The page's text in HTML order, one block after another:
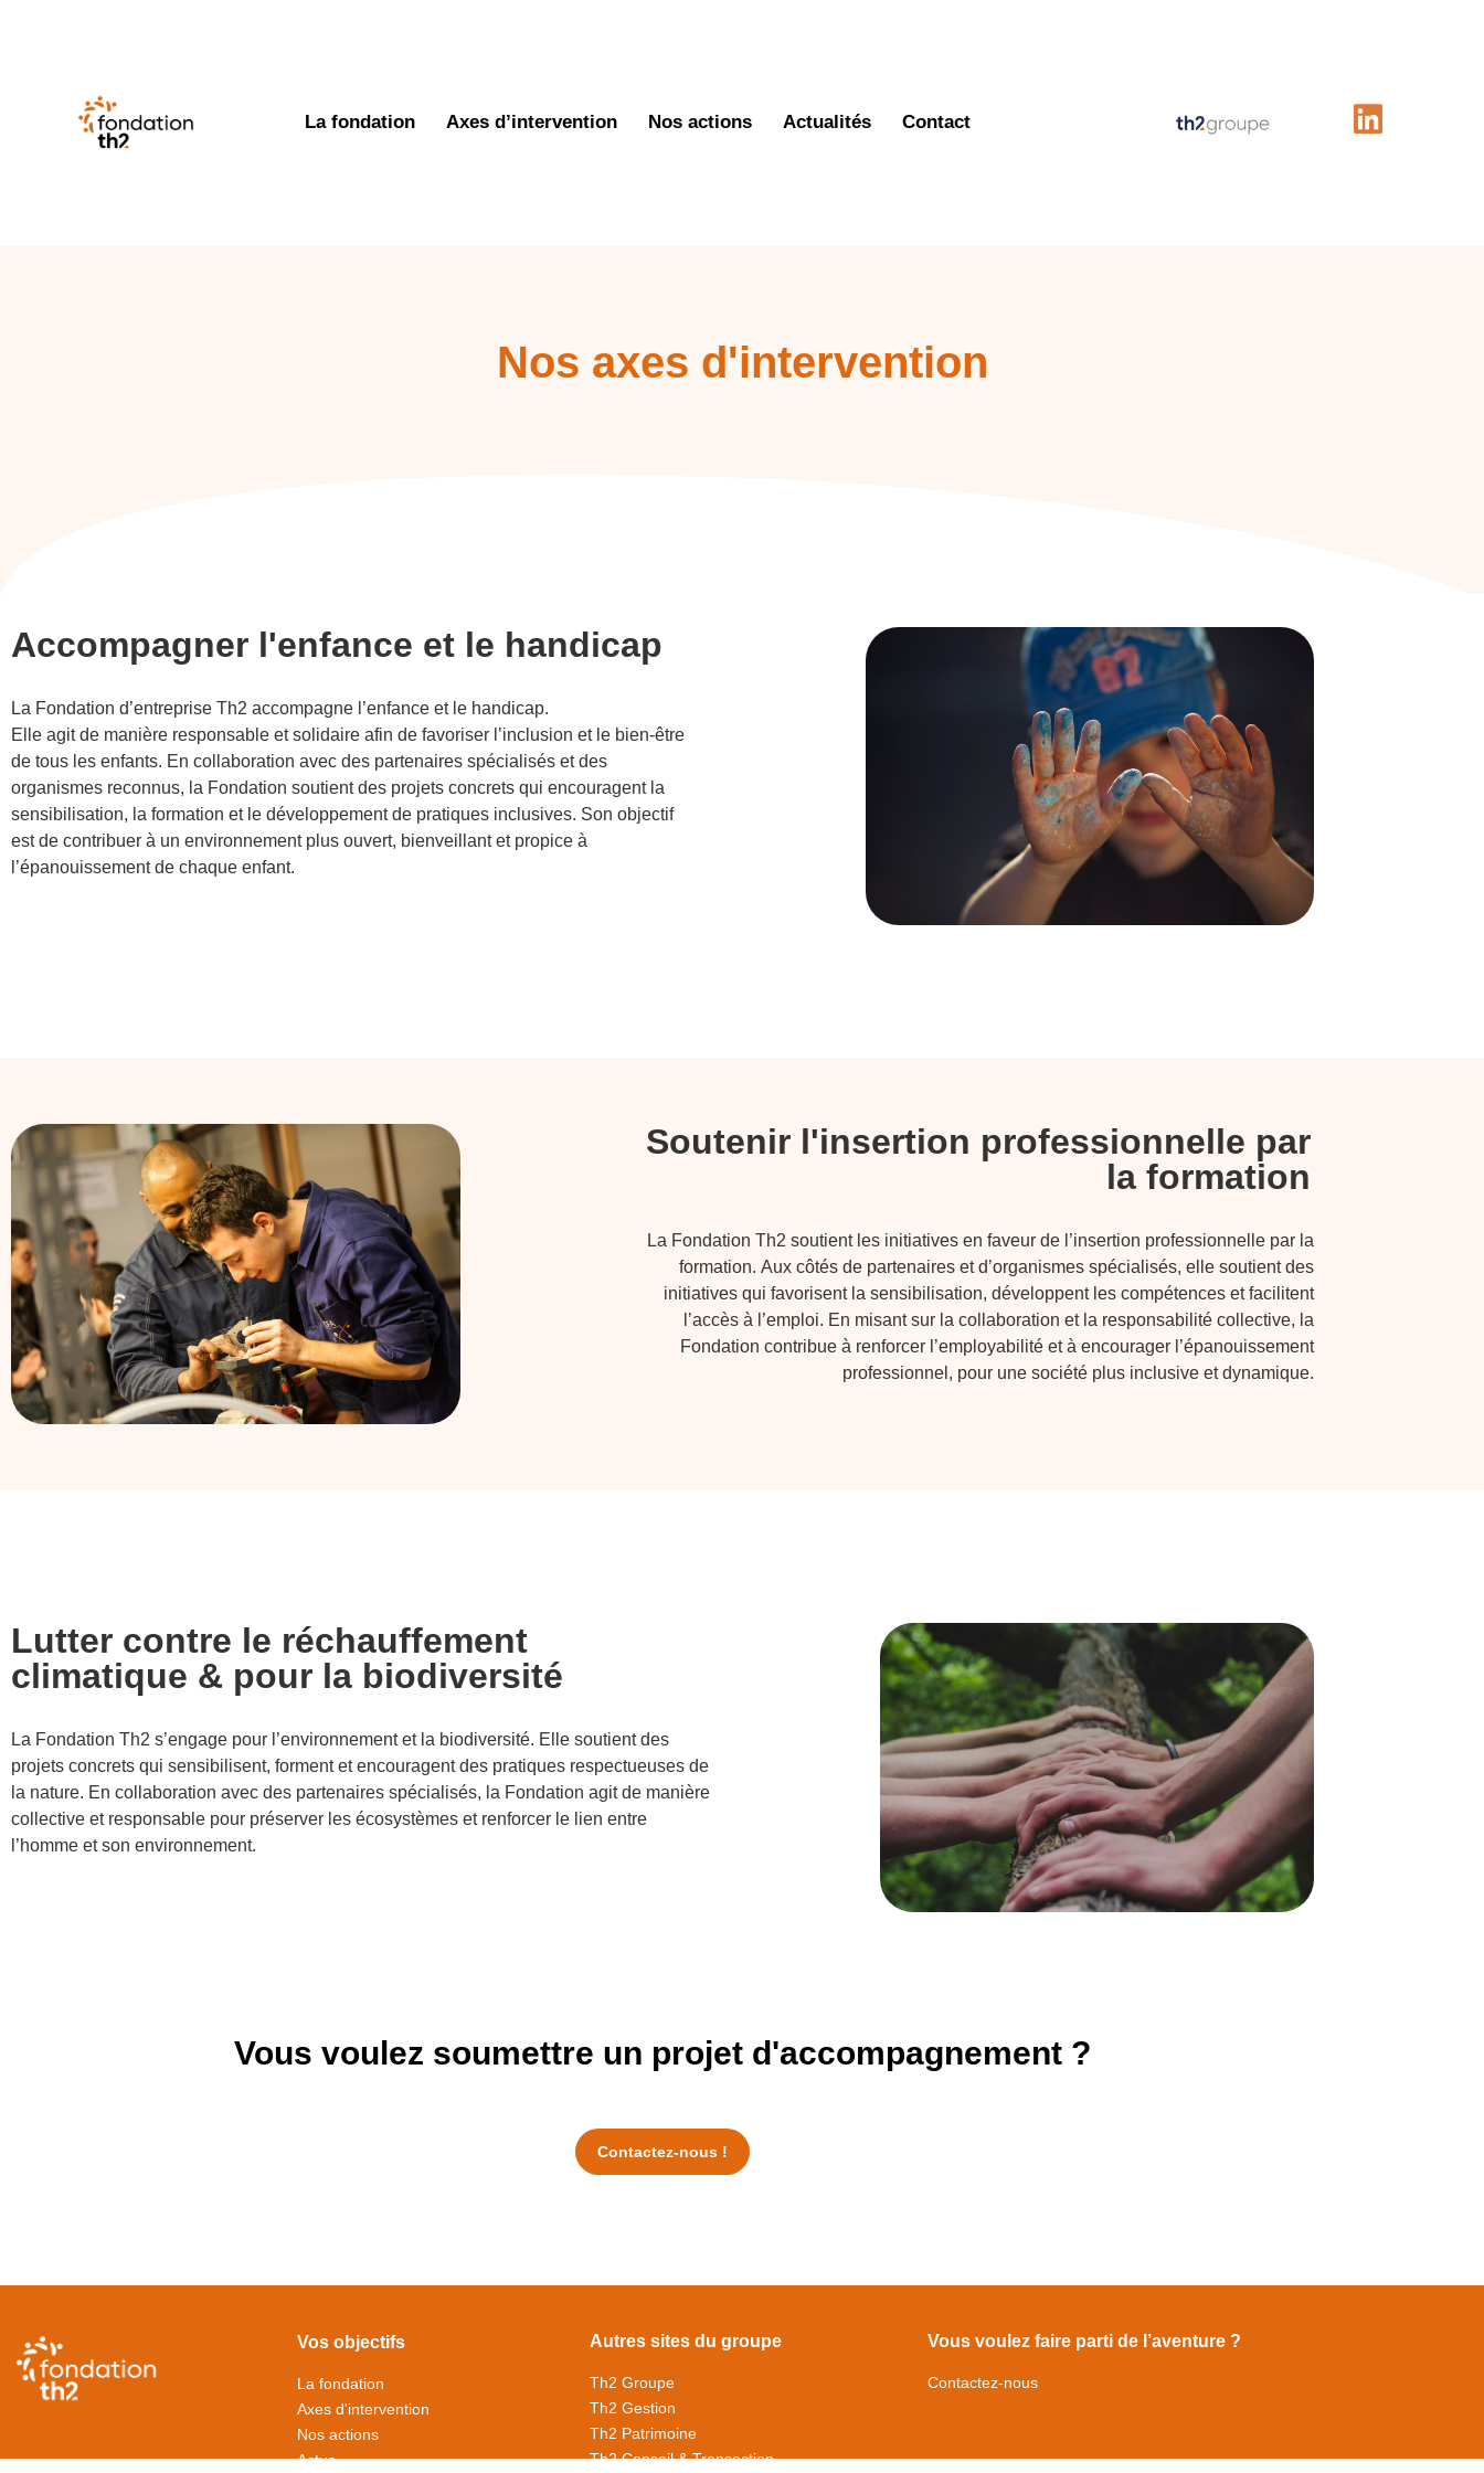
La fondation Axes d’intervention Nos actions Actualités Contact
Nos axes d'intervention
Accompagner l'enfance et le handicap
La Fondation d’entreprise Th2 accompagne l’enfance et le handicap.
Elle agit de manière responsable et solidaire afin de favoriser l’inclusion et le bien-être
de tous les enfants. En collaboration avec des partenaires spécialisés et des
organismes reconnus, la Fondation soutient des projets concrets qui encouragent la
sensibilisation, la formation et le développement de pratiques inclusives. Son objectif
est de contribuer à un environnement plus ouvert, bienveillant et propice à
l’épanouissement de chaque enfant.
Soutenir l'insertion professionnelle par
la formation
La Fondation Th2 soutient les initiatives en faveur de l’insertion professionnelle par la
formation. Aux côtés de partenaires et d’organismes spécialisés, elle soutient des
initiatives qui favorisent la sensibilisation, développent les compétences et facilitent
l’accès à l’emploi. En misant sur la collaboration et la responsabilité collective, la
Fondation contribue à renforcer l’employabilité et à encourager l’épanouissement
professionnel, pour une société plus inclusive et dynamique.
Lutter contre le réchauffement
climatique & pour la biodiversité
La Fondation Th2 s’engage pour l’environnement et la biodiversité. Elle soutient des
projets concrets qui sensibilisent, forment et encouragent des pratiques respectueuses de
la nature. En collaboration avec des partenaires spécialisés, la Fondation agit de manière
collective et responsable pour préserver les écosystèmes et renforcer le lien entre
l’homme et son environnement.
Vous voulez soumettre un projet d'accompagnement ?
Contactez-nous !
Vos objectifs
La fondation
Axes d'intervention
Nos actions
Actus
Autres sites du groupe
Th2 Groupe
Th2 Gestion
Th2 Patrimoine
Th2 Conseil & Transaction
Vous voulez faire parti de l’aventure ?
Contactez-nous